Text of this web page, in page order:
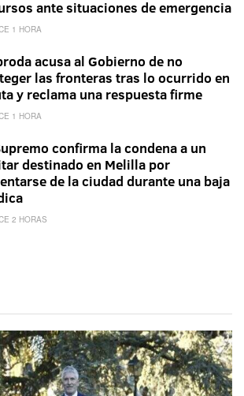
ante situaciones de emergencia
1 HORA
acusa al Gobierno de no
las fronteras tras lo ocurrido en
y reclama una respuesta firme
1 HORA
confirma la condena a un
destinado en Melilla por
de la ciudad durante una baja
2 HORAS